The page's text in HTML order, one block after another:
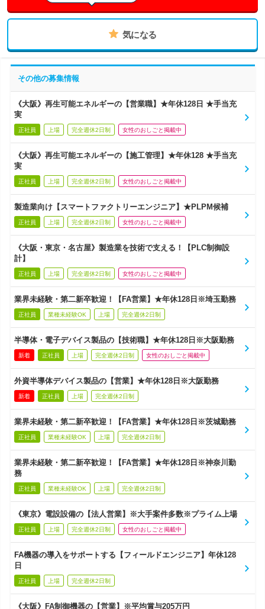
気になる
その他の募集情報
《大阪》再生可能エネルギーの【営業職】★年休128日 ★手当充
実
正社員 上場 完全週休2日制 女性のおしごと掲載中
《大阪》再生可能エネルギーの【施工管理】★年休128 ★手当充
実
正社員 上場 完全週休2日制 女性のおしごと掲載中
製造業向け【スマートファクトリーエンジニア】★PLPM候補
正社員 上場 完全週休2日制 女性のおしごと掲載中
《大阪・東京・名古屋》製造業を技術で支える！【PLC制御設
計】
正社員 上場 完全週休2日制 女性のおしごと掲載中
業界未経験・第二新卒歓迎！【FA営業】★年休128日※埼玉勤務
正社員 業種未経験OK 上場 完全週休2日制
半導体・電子デバイス製品の【技術職】★年休128日※大阪勤務
新着 正社員 上場 完全週休2日制 女性のおしごと掲載中
外資半導体デバイス製品の【営業】★年休128日※大阪勤務
新着 正社員 上場 完全週休2日制
業界未経験・第二新卒歓迎！【FA営業】★年休128日※茨城勤務
正社員 業種未経験OK 上場 完全週休2日制
業界未経験・第二新卒歓迎！【FA営業】★年休128日※神奈川勤
務
正社員 業種未経験OK 上場 完全週休2日制
《東京》電設設備の【法人営業】※大手案件多数※プライム上場
正社員 上場 完全週休2日制 女性のおしごと掲載中
FA機器の導入をサポートする【フィールドエンジニア】年休128
日
正社員 上場 完全週休2日制
《大阪》FA制御機器の【営業】※平均賞与205万円